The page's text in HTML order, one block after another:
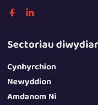
Sectoriau
Cynhyrchion
Newyddion
Amdanom Ni